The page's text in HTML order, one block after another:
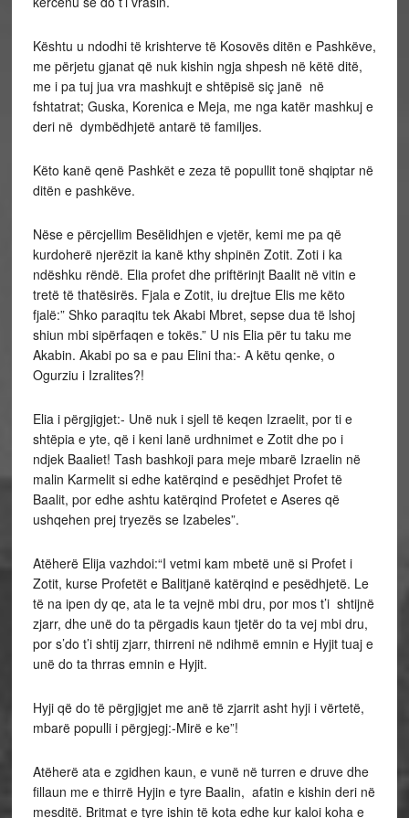
Kështu u ndodhi të krishterve të Kosovës ditën e Pashkëve,
me përjetu gjanat që nuk kishin ngja shpesh në këtë ditë,
me i pa tuj jua vra mashkujt e shtëpisë siç janë në
fshtatrat; Guska, Korenica e Meja, me nga katër mashkuj e
deri në dymbëdhjetë antarë të familjes.
Këto kanë qenë Pashkët e zeza të popullit tonë shqiptar në
ditën e pashkëve.
Nëse e përcjellim Besëlidhjen e vjetër, kemi me pa që
kurdoherë njerëzit ia kanë kthy shpinën Zotit. Zoti i ka
ndëshku rëndë. Elia profet dhe priftërinjt Baalit në vitin e
tretë të thatësirës. Fjala e Zotit, iu drejtue Elis me këto
fjalë:” Shko paraqitu tek Akabi Mbret, sepse dua të lshoj
shiun mbi sipërfaqen e tokës.” U nis Elia për tu taku me
Akabin. Akabi po sa e pau Elini tha:- A këtu qenke, o
Ogurziu i Izralites?!
Elia i përgjigjet:- Unë nuk i sjell të keqen Izraelit, por ti e
shtëpia e yte, që i keni lanë urdhnimet e Zotit dhe po i
ndjek Baaliet! Tash bashkoji para meje mbarë Izraelin në
malin Karmelit si edhe katërqind e pesëdhjet Profet të
Baalit, por edhe ashtu katërqind Profetet e Aseres që
ushqehen prej tryezës se Izabeles”.
Atëherë Elija vazhdoi:“I vetmi kam mbetë unë si Profet i
Zotit, kurse Profetët e Balitjanë katërqind e pesëdhjetë. Le
të na ipen dy qe, ata le ta vejnë mbi dru, por mos t’i shtijnë
zjarr, dhe unë do ta përgadis kaun tjetër do ta vej mbi dru,
por s’do t’i shtij zjarr, thirreni në ndihmë emnin e Hyjit tuaj e
unë do ta thrras emnin e Hyjit.
Hyji që do të përgjigjet me anë të zjarrit asht hyji i vërtetë,
mbarë populli i përgjegj:-Mirë e ke”!
Atëherë ata e zgidhen kaun, e vunë në turren e druve dhe
fillaun me e thirrë Hyjin e tyre Baalin, afatin e kishin deri në
mesditë. Britmat e tyre ishin të kota edhe kur kaloi koha e